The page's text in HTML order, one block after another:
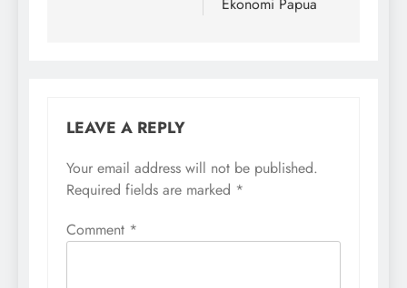
LEAVE A REPLY
Your email address will not be published.
Required fields are marked *
Comment *